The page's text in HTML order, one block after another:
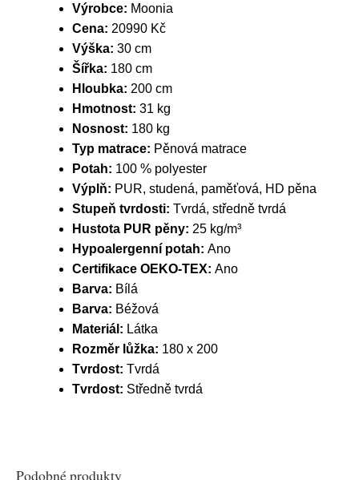
Výrobce: Moonia
Cena: 20990 Kč
Výška: 30 cm
Šířka: 180 cm
Hloubka: 200 cm
Hmotnost: 31 kg
Nosnost: 180 kg
Typ matrace: Pěnová matrace
Potah: 100 % polyester
Výplň: PUR, studená, paměťová, HD pěna
Stupeň tvrdosti: Tvrdá, středně tvrdá
Hustota PUR pěny: 25 kg/m³
Hypoalergenní potah: Ano
Certifikace OEKO-TEX: Ano
Barva: Bílá
Barva: Béžová
Materiál: Látka
Rozměr lůžka: 180 x 200
Tvrdost: Tvrdá
Tvrdost: Středně tvrdá
Podobné produkty